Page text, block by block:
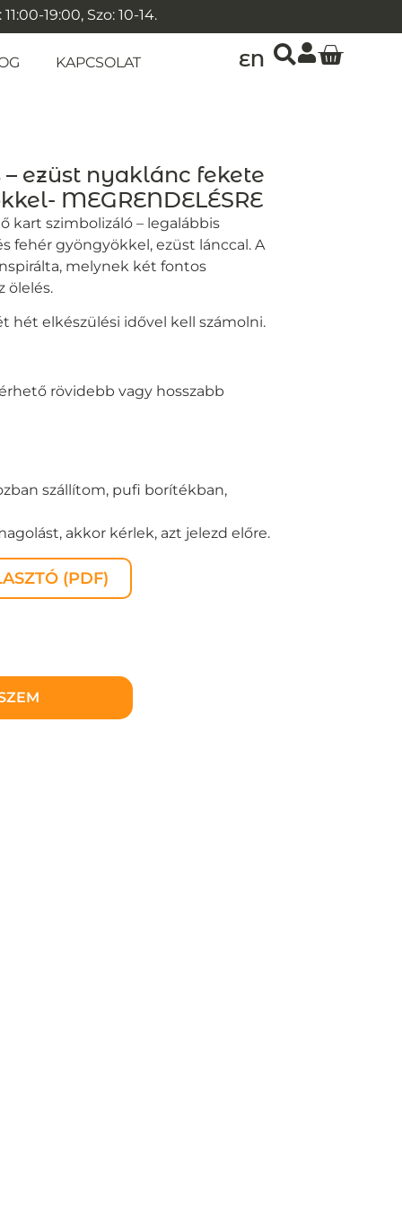
19:00, Szo: 10-14.
KAPCSOLAT EN
ezüst nyaklánc fekete
MEGRENDELÉSRE
kart szimbolizáló – legalábbis
fehér gyöngyökkel, ezüst lánccal. A
melynek két fontos
ölelés.
hét elkészülési idővel kell számolni.
rövidebb vagy hosszabb
szállítom, pufi borítékban,
akkor kérlek, azt jelezd előre.
(PDF)